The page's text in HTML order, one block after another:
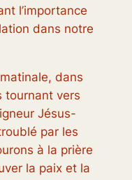
l’importance
dans notre
dans
tournant vers
Jésus-
par les
à la prière
la paix et la